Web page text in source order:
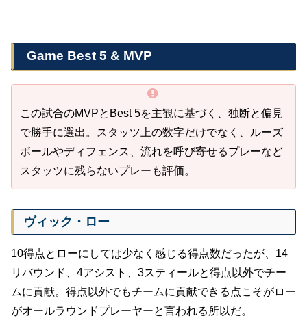
Game Best 5 & MVP
この試合のMVPとBest 5を主観に基づく、独断と偏見
で勝手に選出。スタッツ上の数字だけでなく、ルーズ
ボールやディフェンス、流れを呼び寄せるプレーなど
スタッツに残らないプレーも評価。
ヴィック・ロー
10得点とローにしては少なく感じる得点数だったが、14
リバウンド、4アシスト、3スティールと得点以外でチー
ムに貢献。得点以外でもチームに貢献できる点こそがロー
がオールラウンドプレーヤーと言われる所以だ。